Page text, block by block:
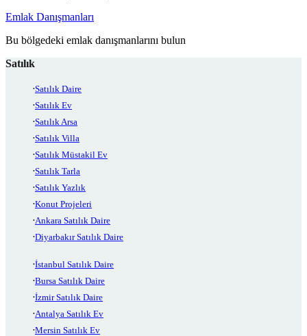
Emlak Danışmanları
Bu bölgedeki emlak danışmanlarını bulun
Satılık
Satılık Daire
Satılık Ev
Satılık Arsa
Satılık Villa
Satılık Müstakil Ev
Satılık Tarla
Satılık Yazlık
Konut Projeleri
Ankara Satılık Daire
Diyarbakır Satılık Daire
İstanbul Satılık Daire
Bursa Satılık Daire
İzmir Satılık Daire
Antalya Satılık Ev
Mersin Satılık Ev